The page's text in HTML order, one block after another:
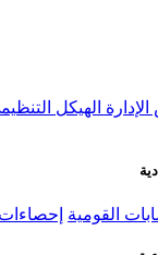
الهيكل
القومية